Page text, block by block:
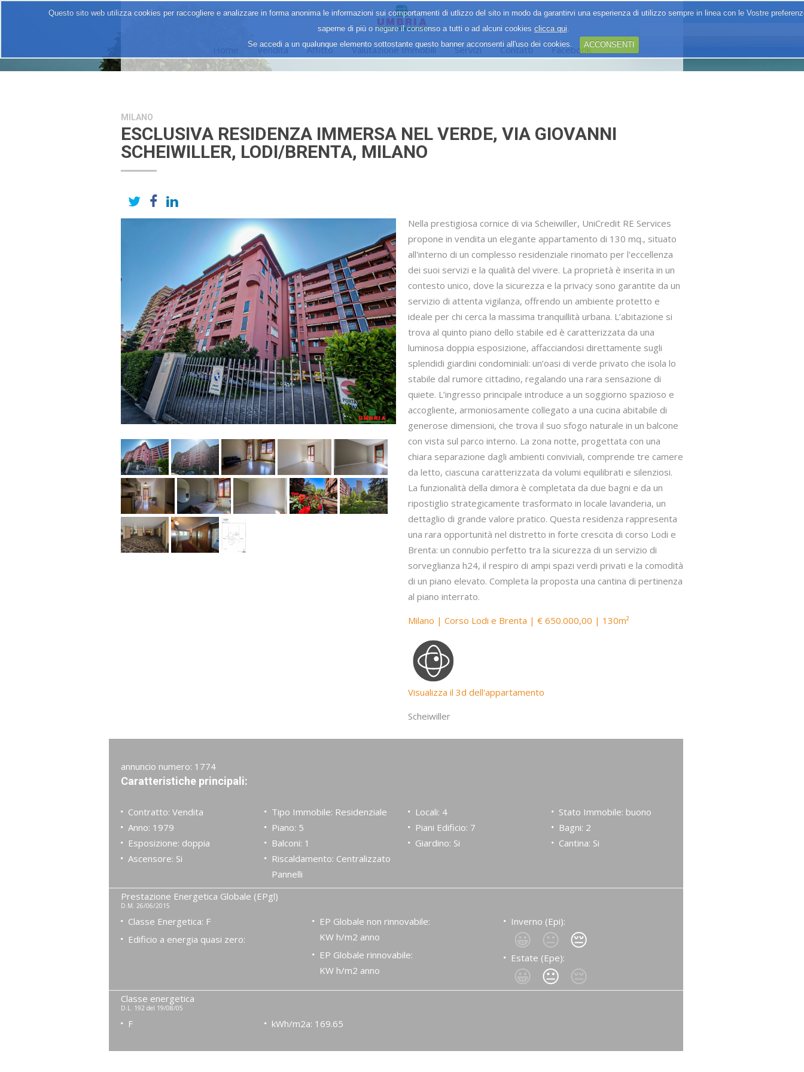
Questo sito web utilizza cookies per raccogliere e analizzare in forma anonima le informazioni sui comportamenti di utlizzo del sito in modo da garantirvi una esperienza di utilizzo sempre in linea con le Vostre
saperne di più o negare il consenso a tutti o ad alcuni cookies clicca qui.
Se accedi a un qualunque elemento sottostante questo banner acconsenti all'uso dei cookies.
ACCONSENTI
Vendita Affitto Valutazione Immobili Servizi Contatti Facebook
MILANO
ESCLUSIVA RESIDENZA IMMERSA NEL VERDE, VIA GIOVANNI
SCHEIWILLER, LODI/BRENTA, MILANO
Nella prestigiosa cornice di via Scheiwiller, UniCredit RE Services
propone in vendita un elegante appartamento di 130 mq., situato
all'interno di un complesso residenziale rinomato per l'eccellenza
dei suoi servizi e la qualità del vivere. La proprietà è inserita in un
contesto unico, dove la sicurezza e la privacy sono garantite da un
servizio di attenta vigilanza, offrendo un ambiente protetto e
ideale per chi cerca la massima tranquillità urbana. L’abitazione si
trova al quinto piano dello stabile ed è caratterizzata da una
luminosa doppia esposizione, affacciandosi direttamente sugli
splendidi giardini condominiali: un’oasi di verde privato che isola lo
stabile dal rumore cittadino, regalando una rara sensazione di
quiete. L’ingresso principale introduce a un soggiorno spazioso e
accogliente, armoniosamente collegato a una cucina abitabile di
generose dimensioni, che trova il suo sfogo naturale in un balcone
con vista sul parco interno. La zona notte, progettata con una
chiara separazione dagli ambienti conviviali, comprende tre camere
da letto, ciascuna caratterizzata da volumi equilibrati e silenziosi.
La funzionalità della dimora è completata da due bagni e da un
ripostiglio strategicamente trasformato in locale lavanderia, un
dettaglio di grande valore pratico. Questa residenza rappresenta
una rara opportunità nel distretto in forte crescita di corso Lodi e
Brenta: un connubio perfetto tra la sicurezza di un servizio di
sorveglianza h24, il respiro di ampi spazi verdi privati e la comodità
di un piano elevato. Completa la proposta una cantina di pertinenza
al piano interrato.
Milano | Corso Lodi e Brenta | € 650.000,00 | 130m²
Visualizza il 3d dell'appartamento
Scheiwiller
annuncio numero: 1774
Caratteristiche principali:
Contratto: Vendita Tipo Immobile: Residenziale Locali: 4
Stato Immobile: buono
Anno: 1979
Piano: 5 Piani Edificio: 7
Bagni: 2
Esposizione: doppia
Balconi: 1 Giardino: Si
Cantina: Si
Ascensore: Si
Riscaldamento: Centralizzato
Pannelli
Prestazione Energetica Globale (EPgl)
D.M. 26/06/2015
Classe Energetica: F
Edificio a energia quasi zero:
EP Globale non rinnovabile:
KW h/m2 anno
EP Globale rinnovabile:
KW h/m2 anno
Inverno (Epi):
😀 😐 😔
Estate (Epe):
😀 😐 😔
Classe energetica
D.L. 192 del 19/08/05
F kWh/m2a: 169.65